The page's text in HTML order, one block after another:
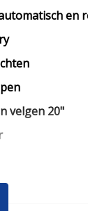
en
velgen 20"
glas